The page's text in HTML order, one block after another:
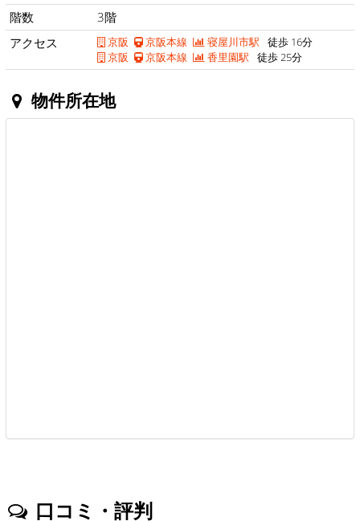
階数
3階
アクセス
京阪 京阪本線 寝屋川市駅 徒歩 16分
京阪
京阪本線 香里園駅 徒歩 25分
物件所在地
口コミ・評判